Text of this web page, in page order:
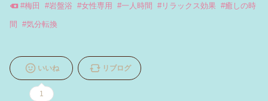
#梅田 #岩盤浴 #女性専用 #一人時間 # リラックス効果 #癒しの時
間 #気分転換
いいね
1
リブログ